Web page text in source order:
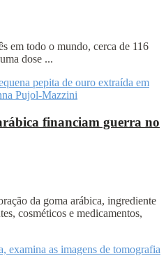
em todo o mundo, cerca de 116
dose ...
financiam guerra no
da goma arábica, ingrediente
cosméticos e medicamentos,